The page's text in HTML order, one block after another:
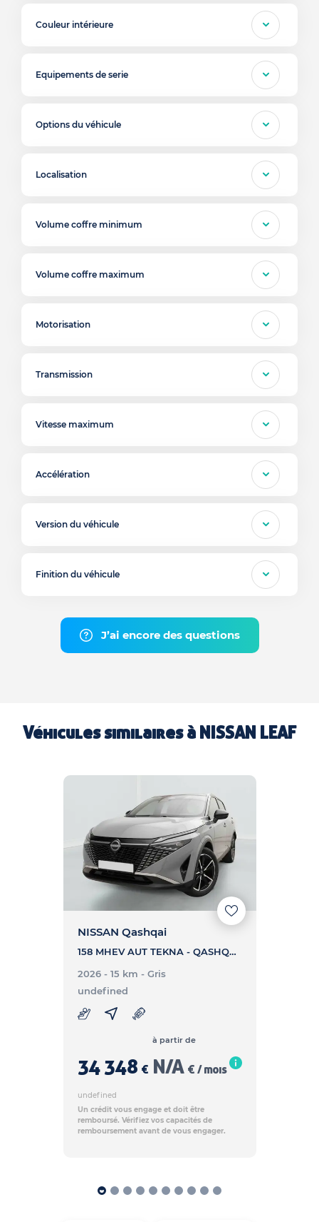
Couleur intérieure
Equipements de serie
Options du véhicule
Localisation
Volume coffre minimum
Volume coffre maximum
Motorisation
Transmission
Vitesse maximum
Accélération
Version du véhicule
Finition du véhicule
J’ai encore des questions
Véhicules similaires à NISSAN LEAF
NISSAN Qashqai
158 MHEV AUT TEKNA - QASHQAI 158 MHEV AUT TEKNA
2026 - 15 km - Gris
undefined
34 348 €
à partir de
N/A € / mois
undefined
Un crédit vous engage et doit être
remboursé. Vérifiez vos capacités de
remboursement avant de vous engager.